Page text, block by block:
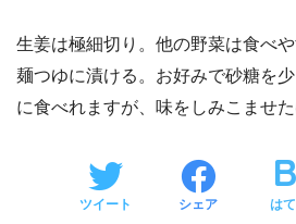
生姜は極細切り。他の野菜は食べ
麺つゆに漬ける。お好みで砂糖を
に食べれますが、味をしみこませ
ツイート シェア は